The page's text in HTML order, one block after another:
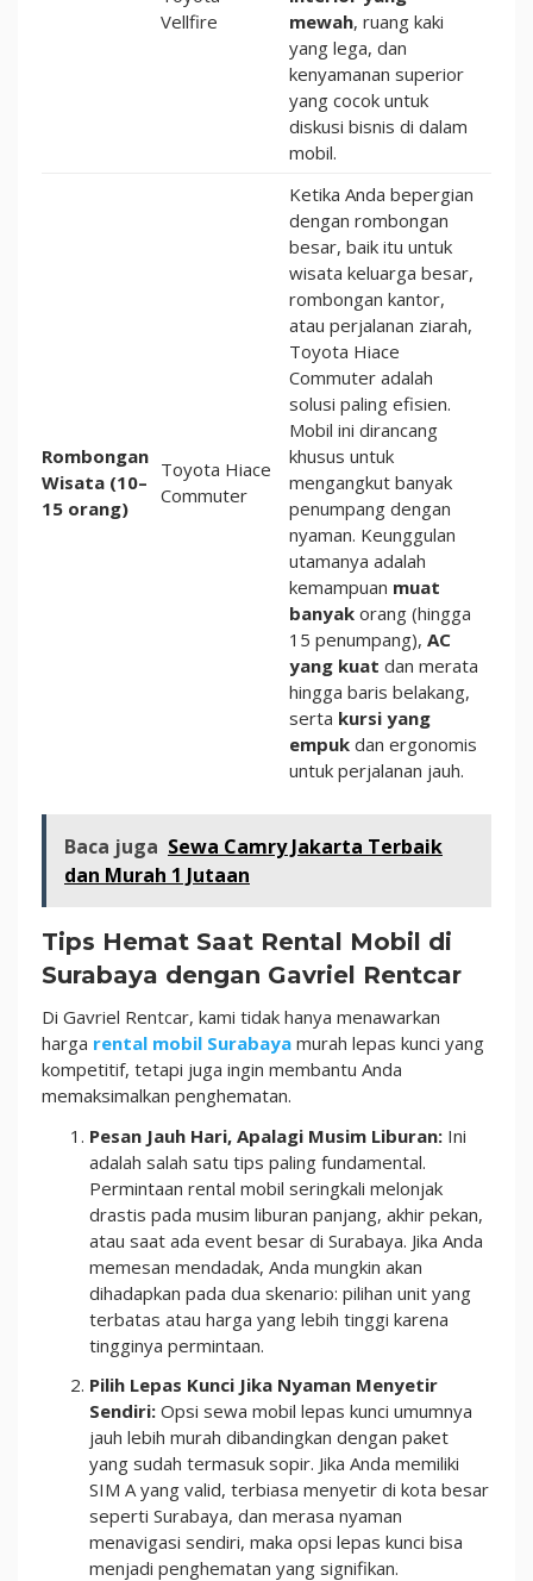
Vellfire
mewah, ruang kaki
yang lega, dan
kenyamanan superior
yang cocok untuk
diskusi bisnis di dalam
mobil.
Rombongan
Wisata (10–
15 orang)
Toyota Hiace
Commuter
Ketika Anda bepergian
dengan rombongan
besar, baik itu untuk
wisata keluarga besar,
rombongan kantor,
atau perjalanan ziarah,
Toyota Hiace
Commuter adalah
solusi paling efisien.
Mobil ini dirancang
khusus untuk
mengangkut banyak
penumpang dengan
nyaman. Keunggulan
utamanya adalah
kemampuan muat
banyak orang (hingga
15 penumpang), AC
yang kuat dan merata
hingga baris belakang,
serta kursi yang
empuk dan ergonomis
untuk perjalanan jauh.
Baca juga Sewa Camry Jakarta Terbaik
dan Murah 1 Jutaan
Tips Hemat Saat Rental Mobil di
Surabaya dengan Gavriel Rentcar
Di Gavriel Rentcar, kami tidak hanya menawarkan
harga rental mobil Surabaya murah lepas kunci yang
kompetitif, tetapi juga ingin membantu Anda
memaksimalkan penghematan.
Pesan Jauh Hari, Apalagi Musim Liburan: Ini
adalah salah satu tips paling fundamental.
Permintaan rental mobil seringkali melonjak
drastis pada musim liburan panjang, akhir pekan,
atau saat ada event besar di Surabaya. Jika Anda
memesan mendadak, Anda mungkin akan
dihadapkan pada dua skenario: pilihan unit yang
terbatas atau harga yang lebih tinggi karena
tingginya permintaan.
Pilih Lepas Kunci Jika Nyaman Menyetir
Sendiri: Opsi sewa mobil lepas kunci umumnya
jauh lebih murah dibandingkan dengan paket
yang sudah termasuk sopir. Jika Anda memiliki
SIM A yang valid, terbiasa menyetir di kota besar
seperti Surabaya, dan merasa nyaman
menavigasi sendiri, maka opsi lepas kunci bisa
menjadi penghematan yang signifikan.